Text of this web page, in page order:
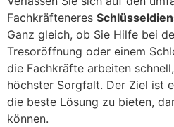
Fachkräfteneres
Ganz gleich, ob Sie Hilfe bei
Tresoröffnung oder einem
die Fachkräfte arbeiten
höchster Sorgfalt. Der Ziel ist
die beste Lösung zu bieten,
können.